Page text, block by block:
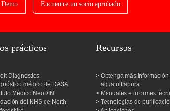
Encuentre un socio aprobado
prácticos
Diagnostics
médico de DASA
Médico NeoDIN
del NHS de North
Recursos
Obtenga más información
agua ultrapura
Manuales e informes
Tecnologías de